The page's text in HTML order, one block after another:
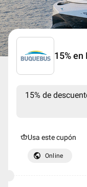
15% en
15% de
shopping_basketUsa este cupón
public Online